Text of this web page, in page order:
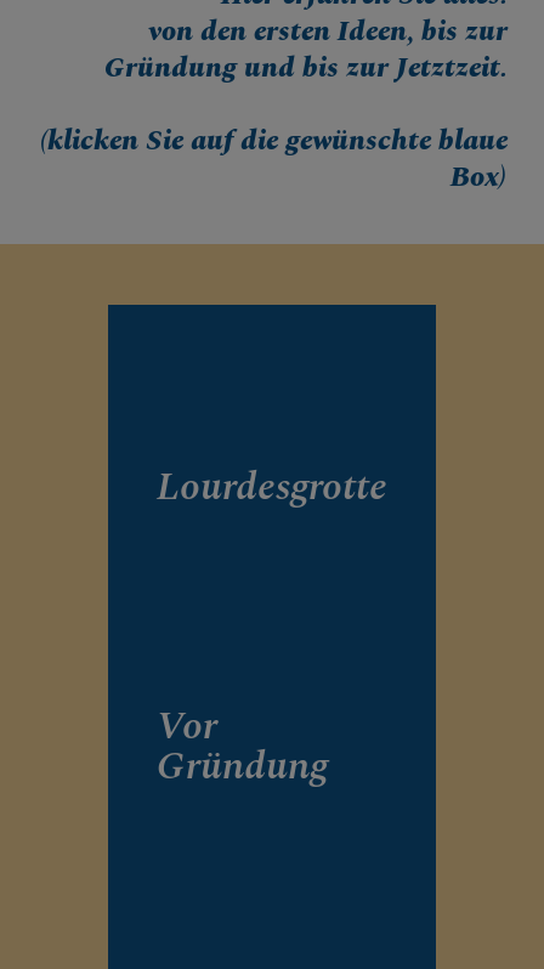
von den ersten Ideen, bis zur
Gründung und bis zur Jetztzeit.
(klicken Sie auf die gewünschte blaue
Box)
Lourdesgrotte
Vor
Gründung